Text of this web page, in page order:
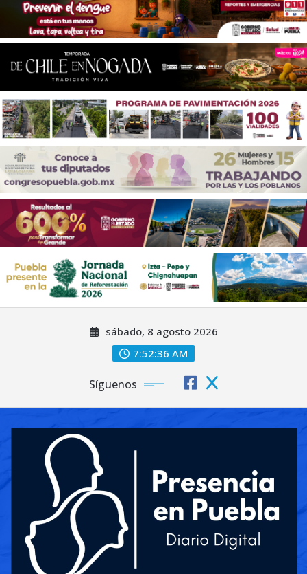
sábado, 8 agosto 2026
7:52:38 AM
Síguenos